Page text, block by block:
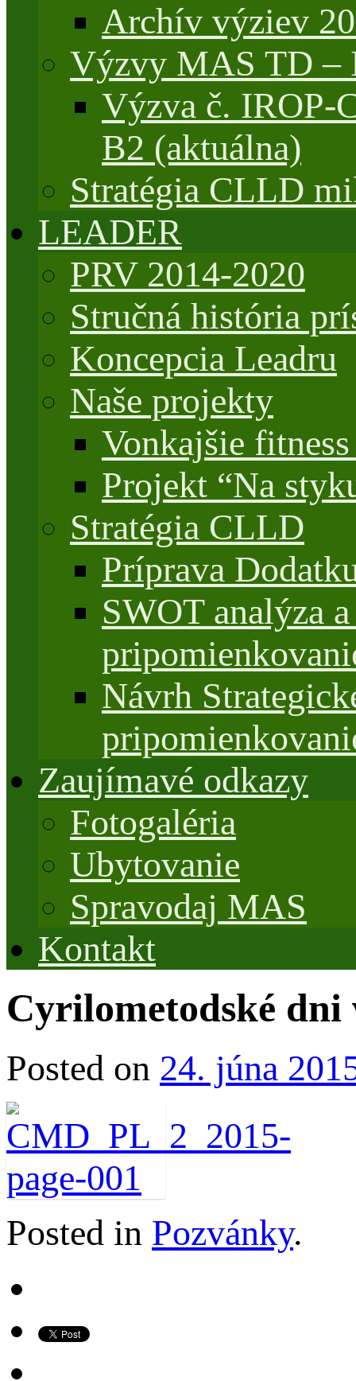
Archív výziev
Výzvy MAS TD –
Výzva č. IROP-
B2 (aktuálna)
Stratégia CLLD
LEADER
PRV 2014-2020
Stručná história
Koncepcia Leadru
Naše projekty
Vonkajšie
Projekt “Na
Stratégia CLLD
Príprava
SWOT analýza
Návrh
Zaujímavé odkazy
Fotogaléria
Ubytovanie
Spravodaj MAS
Kontakt
Cyrilometodské dni
Posted on 24. júna
Posted in Pozvánky.